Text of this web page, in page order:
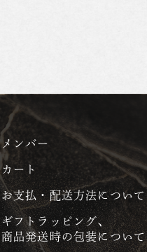
メンバー
カート
お支払・配送方法について
ギフトラッピング、
商品発送時の包装について